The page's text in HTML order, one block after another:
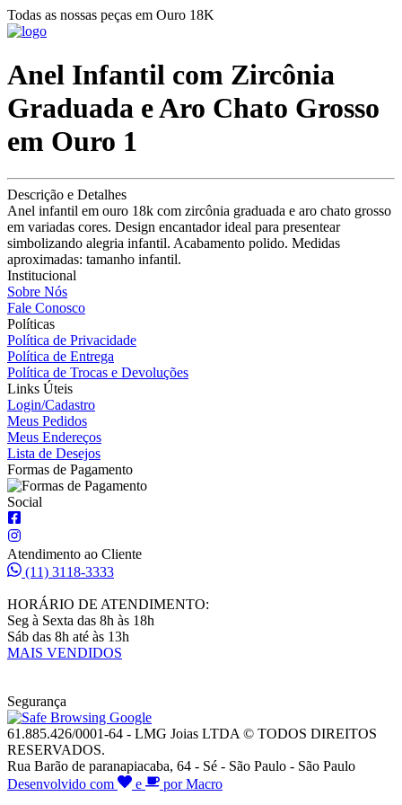
Todas as nossas peças em Ouro 18K
Anel Infantil com Zircônia
Graduada e Aro Chato Grosso
em Ouro 1
Descrição e Detalhes
Anel infantil em ouro 18k com zircônia graduada e aro chato grosso
em variadas cores. Design encantador ideal para presentear
simbolizando alegria infantil. Acabamento polido. Medidas
aproximadas: tamanho infantil.
Institucional
Sobre Nós
Fale Conosco
Políticas
Política de Privacidade
Política de Entrega
Política de Trocas e Devoluções
Links Úteis
Login/Cadastro
Meus Pedidos
Meus Endereços
Lista de Desejos
Formas de Pagamento
Social
Atendimento ao Cliente
(11) 3118-3333
HORÁRIO DE ATENDIMENTO:
Seg à Sexta das 8h às 18h
Sáb das 8h até às 13h
MAIS VENDIDOS
Segurança
61.885.426/0001-64 - LMG Joias LTDA © TODOS DIREITOS
RESERVADOS.
Rua Barão de paranapiacaba, 64 - Sé - São Paulo - São Paulo
Desenvolvido com
e por Macro